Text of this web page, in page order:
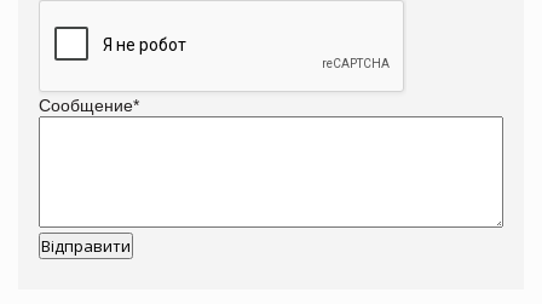
Сообщение*